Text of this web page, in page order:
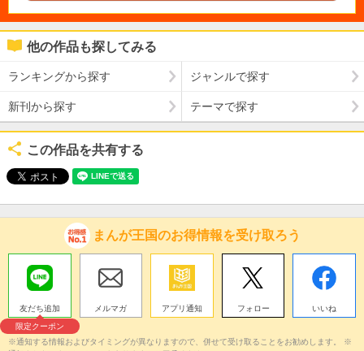
他の作品も探してみる
ランキングから探す ジャンルで探す
新刊から探す テーマで探す
この作品を共有する
まんが王国のお得情報を受け取ろう
友だち追加
限定クーポン
メルマガ アプリ通知 フォロー いいね
※通知する情報およびタイミングが異なりますので、併せて受け取ることをお勧めします。 ※